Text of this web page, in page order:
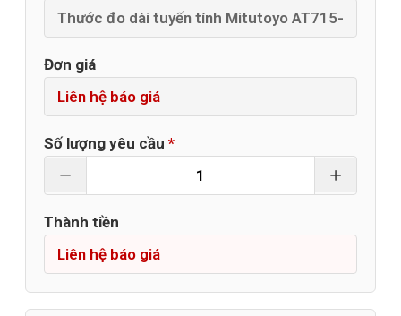
Đơn giá
Số lượng yêu cầu *
Thành tiền